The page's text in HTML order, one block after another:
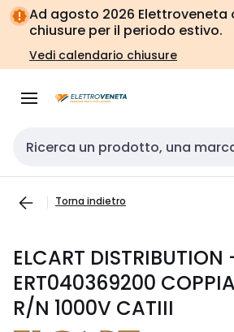
Vai alla
navigazione
Vai
alla
pagina
Ad agosto 2026 Elettroveneta
chiusure per il periodo estivo.
Vedi calendario chiusure
Cerca input
Torna indietro
ELCART DISTRIBUTION
ERT040369200
R/N 1000V CATIII